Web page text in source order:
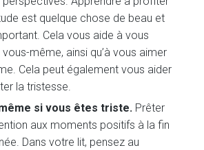
est quelque chose de beau et
Cela vous aide à vous
même, ainsi qu’à vous aimer
Cela peut également vous aider
la tristesse.
si vous êtes triste. Prêter
aux moments positifs à la fin
Dans votre lit, pensez au